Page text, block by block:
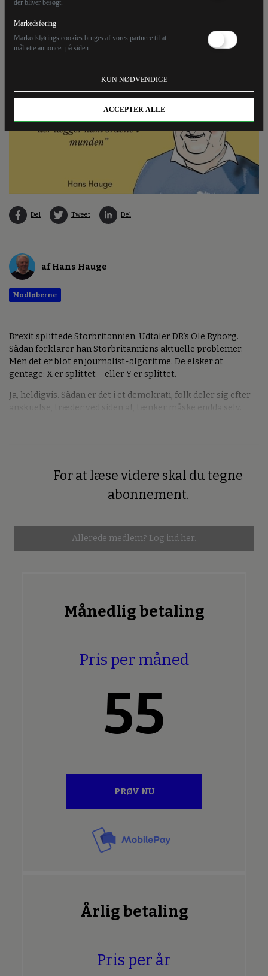
der bliver besøgt.
Markedsføring
Markedsførings cookies bruges af vores partnere til at
målrette annoncer på siden.
KUN NØDVENDIGE
ACCEPTER ALLE
samfund, hvor alle marcherer i takt efter DR og TV 2 og
mener det samme?
Del Tweet Del
af Hans Hauge
Modløberne
Brexit splittede Storbritannien. Udtaler DR’s Ole Ryborg.
Sådan forklarer han Storbritanniens aktuelle problemer.
Men det er blot en journalist-algoritme. De elsker at
gentage: X er splittet – eller Y er splittet.
Ja, heldigvis. Sådan er det i et demokrati, folk deler sig efter
anskuelse, træder ved siden af, tænker måske endda selv.
For at læse videre skal du tegne
abonnement.
Allerede medlem? Log ind her.
Månedlig betaling
Pris per måned
55
PRØV NU
Årlig betaling
Pris per år